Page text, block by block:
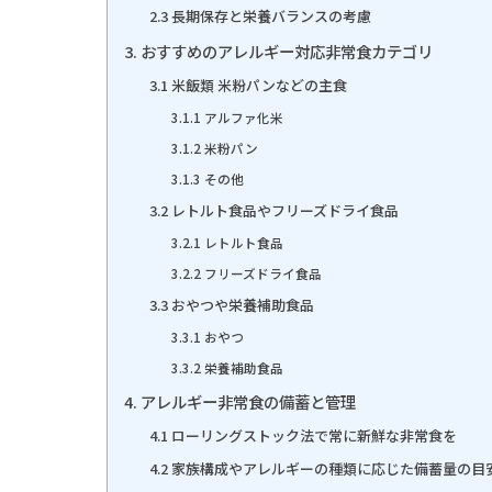
2.3 長期保存と栄養バランスの考慮
3. おすすめのアレルギー対応非常食カテゴリ
3.1 米飯類 米粉パンなどの主食
3.1.1 アルファ化米
3.1.2 米粉パン
3.1.3 その他
3.2 レトルト食品やフリーズドライ食品
3.2.1 レトルト食品
3.2.2 フリーズドライ食品
3.3 おやつや栄養補助食品
3.3.1 おやつ
3.3.2 栄養補助食品
4. アレルギー非常食の備蓄と管理
4.1 ローリングストック法で常に新鮮な非常食を
4.2 家族構成やアレルギーの種類に応じた備蓄量の目